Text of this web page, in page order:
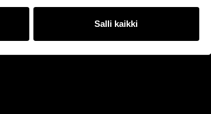
Salli kaikki